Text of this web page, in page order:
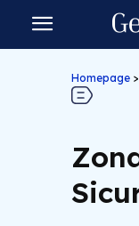
Homepage >